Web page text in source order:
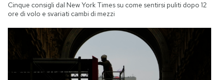
Cinque consigli dal New York Times su come sentirsi puliti dopo 12
ore di volo e svariati cambi di mezzi